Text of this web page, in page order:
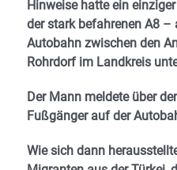
Hinweise hatte ein
der stark befahrenen A8 –
Autobahn zwischen den
Rohrdorf im Landkreis
Der Mann meldete über
Fußgänger auf der
Wie sich dann